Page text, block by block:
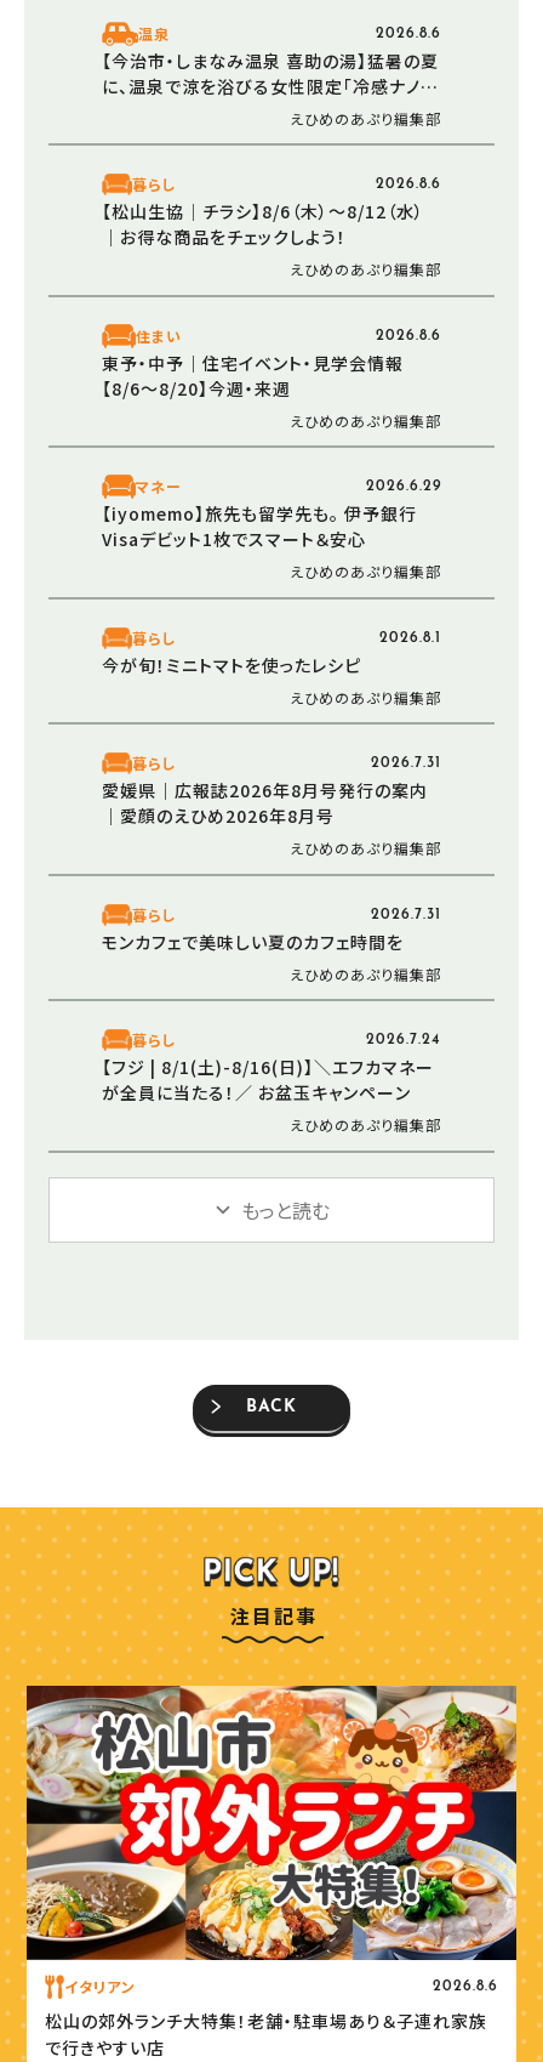
温泉 2026.8.6
【今治市・しまなみ温泉 喜助の湯】猛暑の夏
に、温泉で涼を浴びる女性限定「冷感ナノミ
えひめのあぷり編集部
暮らし 2026.8.6
【松山生協│チラシ】8/6（木）～8/12（水）
｜お得な商品をチェックしよう！
えひめのあぷり編集部
住まい 2026.8.6
東予・中予｜住宅イベント・見学会情報
【8/6～8/20】今週・来週
えひめのあぷり編集部
マネー 2026.6.29
【iyomemo】旅先も留学先も。 伊予銀行
Visaデビット1枚でスマート＆安心
えひめのあぷり編集部
暮らし 2026.8.1
今が旬！ミニトマトを使ったレシピ
えひめのあぷり編集部
暮らし 2026.7.31
愛媛県｜広報誌2026年8月号発行の案内
｜愛顔のえひめ2026年8月号
えひめのあぷり編集部
暮らし 2026.7.31
モンカフェで美味しい夏のカフェ時間を
えひめのあぷり編集部
暮らし 2026.7.24
【フジ | 8/1(土)-8/16(日)】＼エフカマネー
が全員に当たる！／ お盆玉キャンペーン
えひめのあぷり編集部
もっと読む
BACK
注目記事
イタリアン 2026.8.6
松山の郊外ランチ大特集！老舗・駐車場あり＆子連れ家族
で行きやすい店